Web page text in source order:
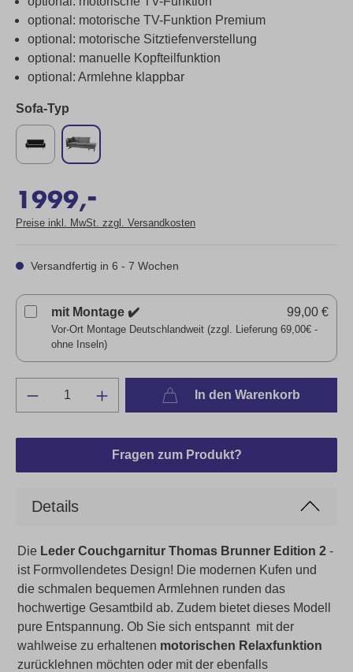
optional: motorische TV-Funktion Premium
optional: motorische Sitztiefenverstellung
optional: manuelle Kopfteilfunktion
optional: Armlehne klappbar
Sofa-Typ
1999,
-
Preise inkl. MwSt. zzgl. Versandkosten
Versandfertig in 6 - 7 Wochen
mit Montage ✔️
Vor-Ort Montage Deutschlandweit (zzgl. Lieferung 69,00€ -
ohne Inseln)
99,00 €
In den Warenkorb
Fragen zum Produkt?
Details
Die Leder Couchgarnitur Thomas Brunner Edition 2 -
ist Formvollendetes Design! Die modernen Kufen und
die schmalen bequemen Armlehnen runden das
hochwertige Gesamtbild ab. Zudem bietet dieses Modell
pure Entspannung. Ob Sie sich entspannt mit der
wahlweise zu erhaltenen motorischen Relaxfunktion
zurücklehnen möchten oder mit der ebenfalls